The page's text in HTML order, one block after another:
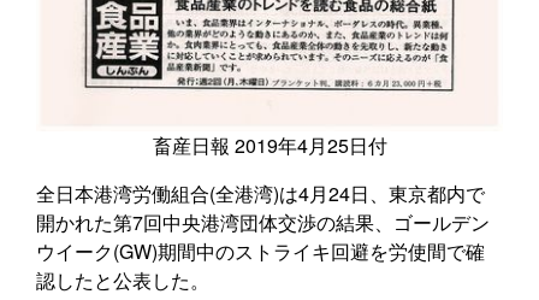
畜産日報 2019年4月25日付
全日本港湾労働組合(全港湾)は4月24日、東京都内で
開かれた第7回中央港湾団体交渉の結果、ゴールデン
ウイーク(GW)期間中のストライキ回避を労使間で確
認したと公表した。